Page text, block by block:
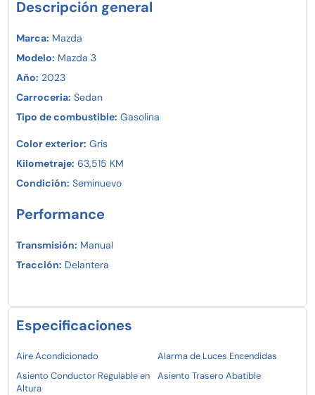
Crédito o pago de contado y vive la emoción de manejar
un auténtico MAZDA MAZDA 3!
Descripción general
Marca: Mazda
Modelo: Mazda 3
Año: 2023
Carroceria: Sedan
Tipo de combustible: Gasolina
Color exterior: Gris
Kilometraje: 63,515 KM
Condición: Seminuevo
Performance
Transmisión: Manual
Tracción: Delantera
Especificaciones
Aire Acondicionado
Alarma de Luces Encendidas
Asiento Conductor Regulable en
Altura
Asiento Trasero Abatible